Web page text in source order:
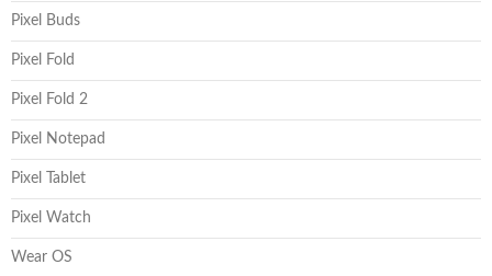
Pixel Buds
Pixel Fold
Pixel Fold 2
Pixel Notepad
Pixel Tablet
Pixel Watch
Wear OS